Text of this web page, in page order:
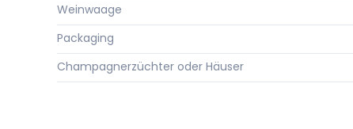
Weinwaage
Packaging
Champagnerzüchter oder Häuser